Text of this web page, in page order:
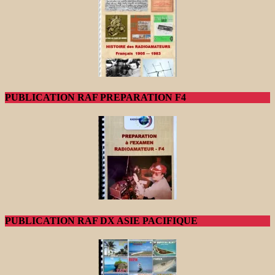
PUBLICATION RAF PREPARATION F4
PUBLICATION RAF DX ASIE PACIFIQUE